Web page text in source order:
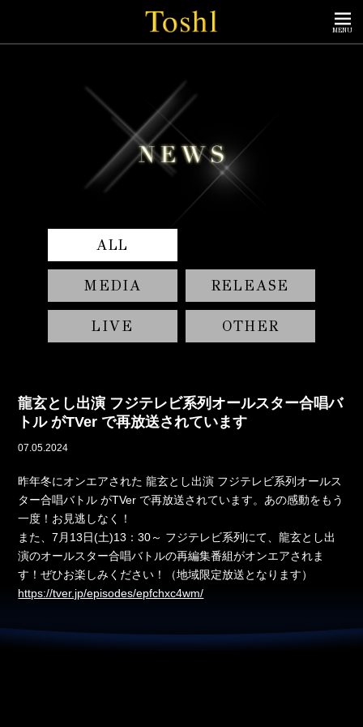
MENU
ALL
MEDIA RELEASE
LIVE OTHER
龍玄とし出演 フジテレビ系列オールスター合唱バ
トル がTVer で再放送されています
07.05.2024
昨年冬にオンエアされた 龍玄とし出演 フジテレビ系列オールス
ター合唱バトル がTVer で再放送されています。あの感動をもう
一度！お見逃しなく！
また、7月13日(土)13：30～ フジテレビ系列にて、龍玄とし出
演のオールスター合唱バトルの再編集番組がオンエアされま
す！ぜひお楽しみください！（地域限定放送となります）
https://tver.jp/episodes/epfchxc4wm/